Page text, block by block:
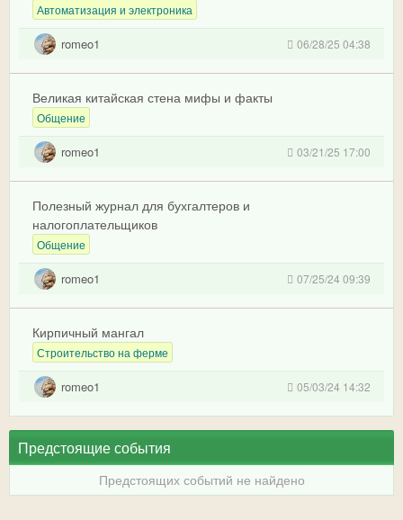
Автоматизация и электроника
romeo1 06/28/25 04:38
Великая китайская стена мифы и факты
Общение
romeo1 03/21/25 17:00
Полезный журнал для бухгалтеров и
налогоплательщиков
Общение
romeo1 07/25/24 09:39
Кирпичный мангал
Строительство на ферме
romeo1 05/03/24 14:32
Предстоящие события
Предстоящих событий не найдено